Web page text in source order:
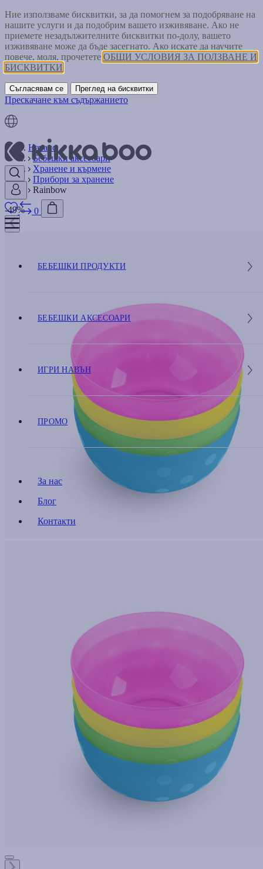
Ние използваме бисквитки, за да помогнем за подобряване на
нашите услуги и да подобрим вашето изживяване. Ако не
приемете незадължителните бисквитки по-долу, вашето
изживяване може да бъде засегнато. Ако искате да научите
повече, моля, прочетете ОБЩИ УСЛОВИЯ ЗА ПОЛЗВАНЕ И
БИСКВИТКИ
Съгласявам се Преглед на бисквитки
Прескачане към съдържанието
0
БЕБЕШКИ ПРОДУКТИ
БЕБЕШКИ АКСЕСОАРИ
ИГРИ НАВЪН
ПРОМО
За нас
Блог
Контакти
Начало
Бебешки аксесоари
Хранене и кърмене
Прибори за хранене
Rainbow
-49%